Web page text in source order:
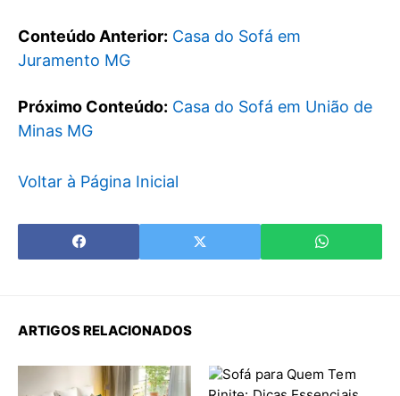
Conteúdo Anterior: Casa do Sofá em
Juramento MG
Próximo Conteúdo: Casa do Sofá em União de
Minas MG
Voltar à Página Inicial
ARTIGOS RELACIONADOS